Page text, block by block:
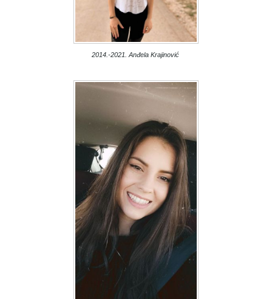
2014.-2021. Anđela Krajinović